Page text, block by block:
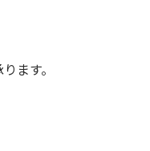
ます。